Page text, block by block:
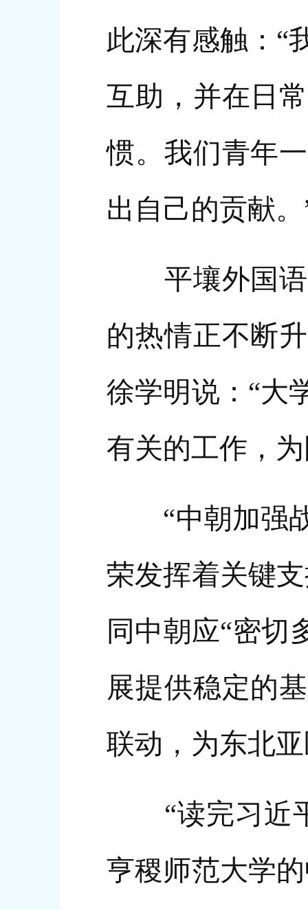
此深有感触：“
互助，并在日
惯。我们青年
出自己的贡献。
平壤外国语
的热情正不断
徐学明说：“大
有关的工作，
“中朝加强战
荣发挥着关键
同中朝应“密切
展提供稳定的
联动，为东北
“读完习近平
亨稷师范大学